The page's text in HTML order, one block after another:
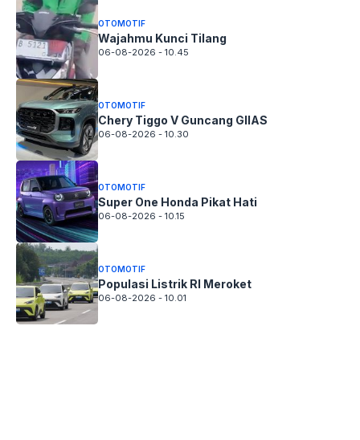
OTOMOTIF
Wajahmu Kunci Tilang
06-08-2026 - 10.45
OTOMOTIF
Chery Tiggo V Guncang GIIAS
06-08-2026 - 10.30
OTOMOTIF
Super One Honda Pikat Hati
06-08-2026 - 10.15
OTOMOTIF
Populasi Listrik RI Meroket
06-08-2026 - 10.01